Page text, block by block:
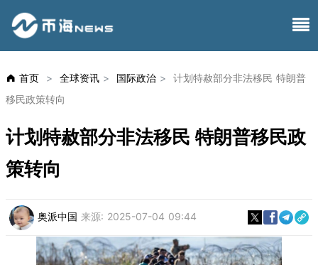
首页 > 全球资讯 > 国际政治 >
计划特赦部分非法移民 特朗普
移民政策转向
计划特赦部分非法移民 特朗普移民政
策转向
奥派中国 来源: 2025-07-04 09:44